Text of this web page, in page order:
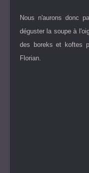
Nous n'aurons donc
déguster la soupe à
des boreks et koftes
Florian.